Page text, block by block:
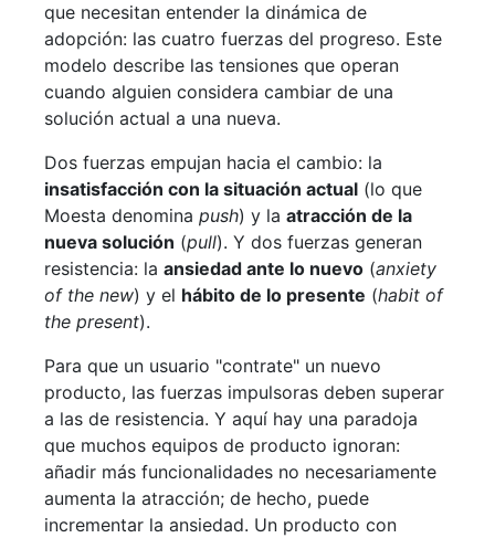
que necesitan entender la dinámica de
adopción: las cuatro fuerzas del progreso. Este
modelo describe las tensiones que operan
cuando alguien considera cambiar de una
solución actual a una nueva.
Dos fuerzas empujan hacia el cambio: la
insatisfacción con la situación actual (lo que
Moesta denomina push) y la atracción de la
nueva solución (pull). Y dos fuerzas generan
resistencia: la ansiedad ante lo nuevo (anxiety
of the new) y el hábito de lo presente (habit of
the present).
Para que un usuario "contrate" un nuevo
producto, las fuerzas impulsoras deben superar
a las de resistencia. Y aquí hay una paradoja
que muchos equipos de producto ignoran:
añadir más funcionalidades no necesariamente
aumenta la atracción; de hecho, puede
incrementar la ansiedad. Un producto con